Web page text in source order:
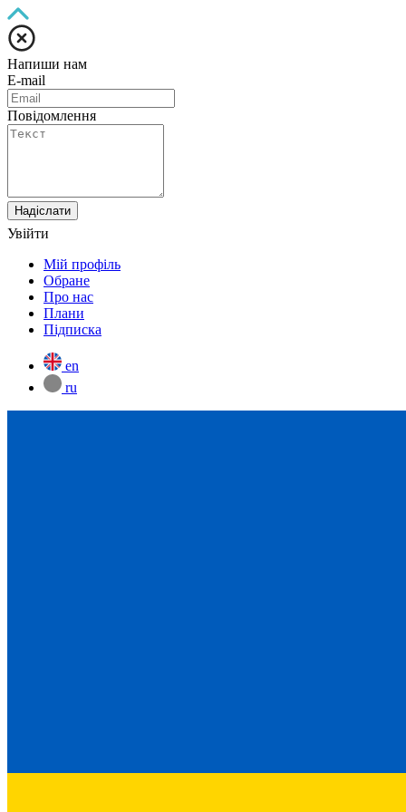
Напиши нам
E-mail
Повідомлення
Надіслати
Увійти
Мій профіль
Обране
Про нас
Плани
Підписка
en
ru